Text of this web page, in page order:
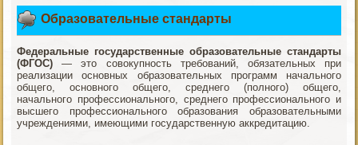
Образовательные стандарты
Федеральные государственные образовательные стандарты
(ФГОС) — это совокупность требований, обязательных при
реализации основных образовательных программ начального
общего, основного общего, среднего (полного) общего,
начального профессионального, среднего профессионального и
высшего профессионального образования образовательными
учреждениями, имеющими государственную аккредитацию.